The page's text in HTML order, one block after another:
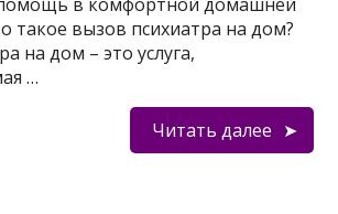
такое вызов психиатра на дом?
на дом – это услуга,
…
Читать далее